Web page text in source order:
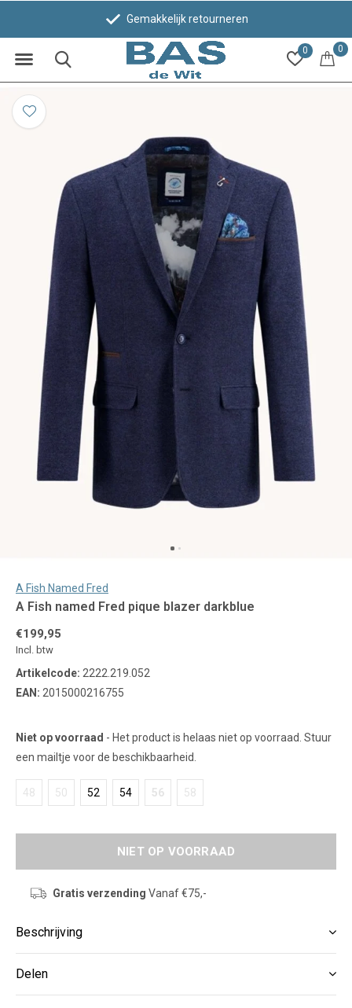
0 0
Gemakkelijk retourneren
A Fish Named Fred
A Fish named Fred pique blazer darkblue
€199,95
Incl. btw
Artikelcode: 2222.219.052
EAN: 2015000216755
Niet op voorraad - Het product is helaas niet op voorraad. Stuur
een mailtje voor de beschikbaarheid.
48 50 52 54 56 58
NIET OP VOORRAAD
Gratis verzending Vanaf €75,-
Beschrijving
Delen